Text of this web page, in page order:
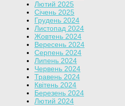
Лютий 2025
Січень 2025
Грудень 2024
Листопад 2024
Жовтень 2024
Вересень 2024
Серпень 2024
Липень 2024
Червень 2024
Травень 2024
Квітень 2024
Березень 2024
Лютий 2024